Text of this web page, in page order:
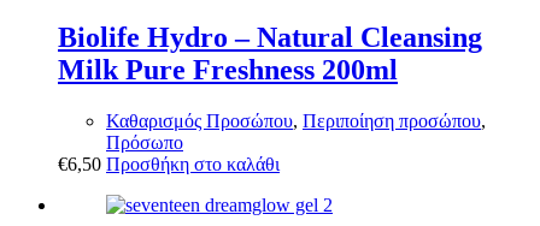
Biolife Hydro – Natural Cleansing
Milk Pure Freshness 200ml
Καθαρισμός Προσώπου, Περιποίηση προσώπου,
Πρόσωπο
€6,50 Προσθήκη στο καλάθι